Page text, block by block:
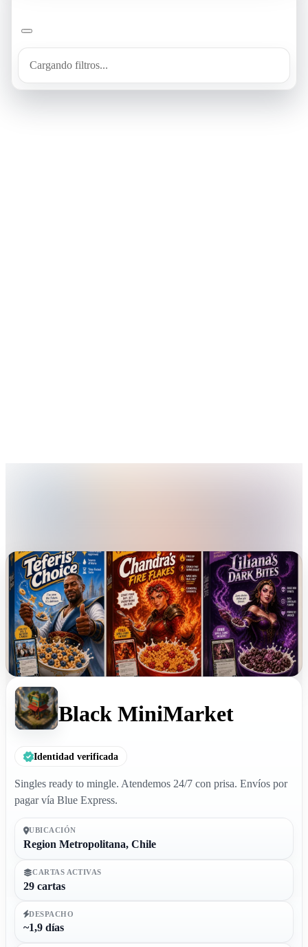
Cargando filtros...
Black MiniMarket
Identidad verificada
Singles ready to mingle. Atendemos 24/7 con prisa. Envíos por
pagar vía Blue Express.
UBICACIÓN
Region Metropolitana, Chile
CARTAS ACTIVAS
29 cartas
DESPACHO
~1,9 días